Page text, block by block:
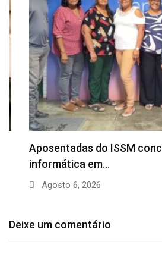
Aposentadas do ISSM
informática em…
Agosto 6, 2026
Deixe um comentário